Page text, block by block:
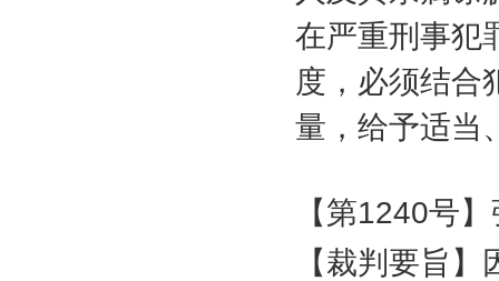
在严重刑事犯
度，必须结合
量，给予适当
【第1240号】
【裁判要旨